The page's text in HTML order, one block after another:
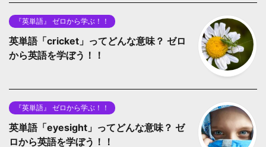
『英単語』 ゼロから学ぶ！！
英単語「cricket」ってどんな意味？ ゼロ
から英語を学ぼう！！
『英単語』 ゼロから学ぶ！！
英単語「eyesight」ってどんな意味？ ゼ
ロから英語を学ぼう！！